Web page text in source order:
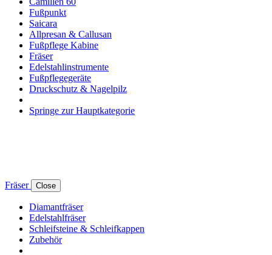
Fußpunkt
Saicara
Allpresan & Callusan
Fußpflege Kabine
Fräser
Edelstahlinstrumente
Fußpflegegeräte
Druckschutz & Nagelpilz
Springe zur Hauptkategorie
Fräser Close
Diamantfräser
Edelstahlfräser
Schleifsteine & Schleifkappen
Zubehör